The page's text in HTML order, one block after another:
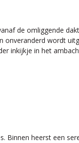
de omliggende
onveranderd wordt
inkijkje in het
Binnen heerst een